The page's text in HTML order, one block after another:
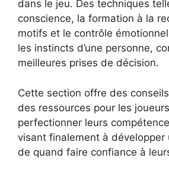
dans le jeu. Des techniques
conscience, la formation à la
motifs et le contrôle
les instincts d’une personne,
meilleures prises de décision.
Cette section offre des
des ressources pour les
perfectionner leurs
visant finalement à développer
de quand faire confiance à